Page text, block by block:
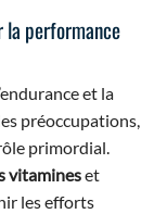
la performance
et la
préoccupations,
primordial.
vitamineset
les efforts